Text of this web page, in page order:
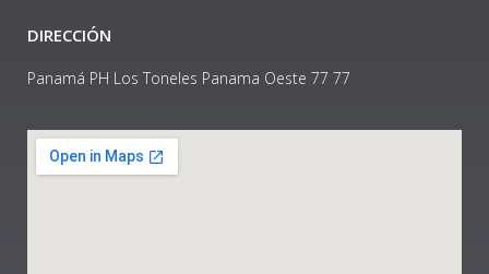
DIRECCIÓN
Panamá PH Los Toneles Panama Oeste 77 77